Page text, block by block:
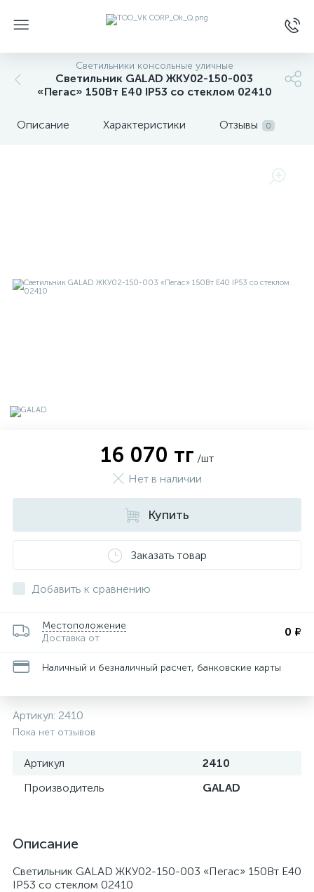
Светильники консольные уличные
Светильник GALAD ЖКУ02-150-003
«Пегас» 150Вт E40 IP53 со стеклом 02410
Описание Характеристики Отзывы 0
16 070 тг /шт
Нет в наличии
Купить
Заказать товар
Добавить к сравнению
Местоположение
Доставка от
0 ₽
Наличный и безналичный расчет, банковские карты
Артикул: 2410
Пока нет отзывов
Артикул
2410
Производитель
GALAD
Описание
Светильник GALAD ЖКУ02-150-003 «Пегас» 150Вт E40
IP53 со стеклом 02410